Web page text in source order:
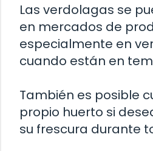
Las verdolagas se
en mercados de
especialmente en
cuando están en
También es posible
propio huerto si
su frescura durante